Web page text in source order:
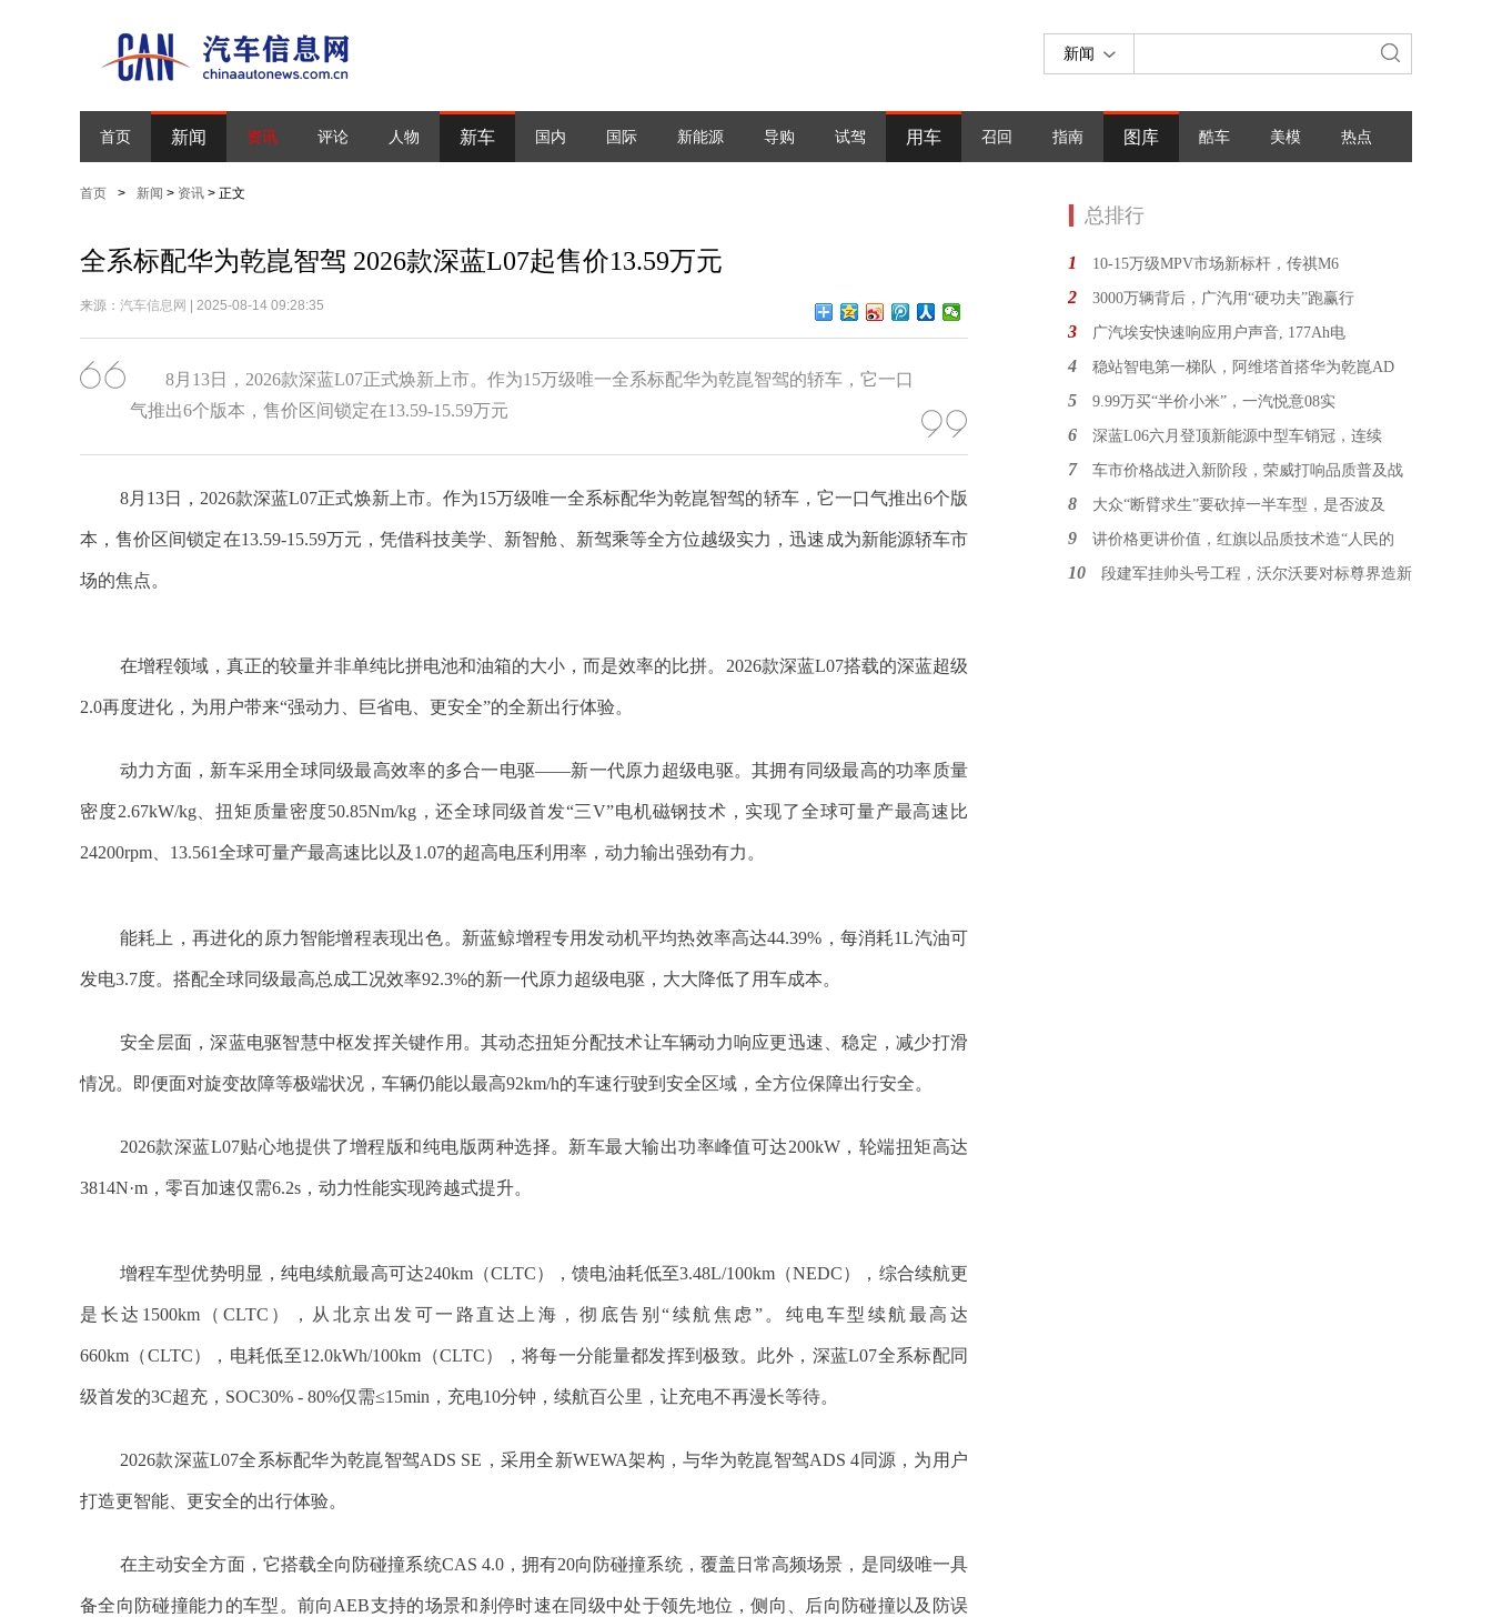
新闻
首页 新闻 资讯 评论 人物 新车 国内 国际 新能源 导购 试驾 用车 召回 指南 图库 酷车 美模 热点
首页 > 新闻 > 资讯 > 正文
全系标配华为乾崑智驾 2026款深蓝L07起售价13.59万元
来源： 汽车信息网 | 2025-08-14 09:28:35
8月13日，2026款深蓝L07正式焕新上市。作为15万级唯一全系标配华为乾崑智驾的轿车，它一口
气推出6个版本，售价区间锁定在13.59-15.59万元
8月13日，2026款深蓝L07正式焕新上市。作为15万级唯一全系标配华为乾崑智驾的轿车，它一口气推出6个版
本，售价区间锁定在13.59-15.59万元，凭借科技美学、新智舱、新驾乘等全方位越级实力，迅速成为新能源轿车市
场的焦点。
在增程领域，真正的较量并非单纯比拼电池和油箱的大小，而是效率的比拼。2026款深蓝L07搭载的深蓝超级
2.0再度进化，为用户带来“强动力、巨省电、更安全”的全新出行体验。
动力方面，新车采用全球同级最高效率的多合一电驱——新一代原力超级电驱。其拥有同级最高的功率质量
密度2.67kW/kg、扭矩质量密度50.85Nm/kg，还全球同级首发“三V”电机磁钢技术，实现了全球可量产最高速比
24200rpm、13.561全球可量产最高速比以及1.07的超高电压利用率，动力输出强劲有力。
能耗上，再进化的原力智能增程表现出色。新蓝鲸增程专用发动机平均热效率高达44.39%，每消耗1L汽油可
发电3.7度。搭配全球同级最高总成工况效率92.3%的新一代原力超级电驱，大大降低了用车成本。
安全层面，深蓝电驱智慧中枢发挥关键作用。其动态扭矩分配技术让车辆动力响应更迅速、稳定，减少打滑
情况。即便面对旋变故障等极端状况，车辆仍能以最高92km/h的车速行驶到安全区域，全方位保障出行安全。
2026款深蓝L07贴心地提供了增程版和纯电版两种选择。新车最大输出功率峰值可达200kW，轮端扭矩高达
3814N·m，零百加速仅需6.2s，动力性能实现跨越式提升。
增程车型优势明显，纯电续航最高可达240km（CLTC），馈电油耗低至3.48L/100km（NEDC），综合续航更
是长达1500km（CLTC），从北京出发可一路直达上海，彻底告别“续航焦虑”。纯电车型续航最高达
660km（CLTC），电耗低至12.0kWh/100km（CLTC），将每一分能量都发挥到极致。此外，深蓝L07全系标配同
级首发的3C超充，SOC30% - 80%仅需≤15min，充电10分钟，续航百公里，让充电不再漫长等待。
2026款深蓝L07全系标配华为乾崑智驾ADS SE，采用全新WEWA架构，与华为乾崑智驾ADS 4同源，为用户
打造更智能、更安全的出行体验。
在主动安全方面，它搭载全向防碰撞系统CAS 4.0，拥有20向防碰撞系统，覆盖日常高频场景，是同级唯一具
备全向防碰撞能力的车型。前向AEB支持的场景和刹停时速在同级中处于领先地位，侧向、后向防碰撞以及防误
总排行
1 10-15万级MPV市场新标杆，传祺M6
2 3000万辆背后，广汽用“硬功夫”跑赢行
3 广汽埃安快速响应用户声音, 177Ah电
4 稳站智电第一梯队，阿维塔首搭华为乾崑AD
5 9.99万买“半价小米”，一汽悦意08实
6 深蓝L06六月登顶新能源中型车销冠，连续
7 车市价格战进入新阶段，荣威打响品质普及战
8 大众“断臂求生”要砍掉一半车型，是否波及
9 讲价格更讲价值，红旗以品质技术造“人民的
10 段建军挂帅头号工程，沃尔沃要对标尊界造新